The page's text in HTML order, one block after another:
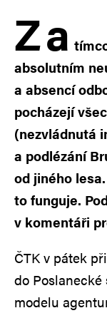
Za
absolutním
a absencí
pocházejí
(nezvládnutá
a podlézání
od jiného
to funguje.
v komentáři
ČTK v pátek
do
modelu